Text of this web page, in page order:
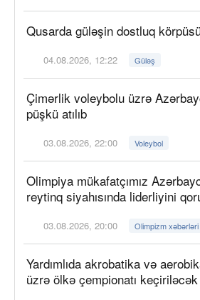
Qusarda güləşin dostluq
04.08.2026, 12:22 Güləş
Çimərlik voleybolu üzrə
püşkü atılıb
03.08.2026, 22:00 Voleybol
Olimpiya mükafatçımız
reytinq siyahısında liderliyini
03.08.2026, 20:00 Olimpizm xəbərləri
Yardımlıda akrobatika və
üzrə ölkə çempionatı keçiriləcək